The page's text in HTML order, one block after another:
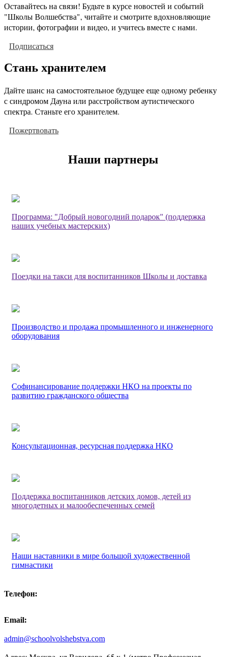
Оставайтесь на связи! Будьте в курсе новостей и событий
"Школы Волшебства", читайте и смотрите вдохновляющие
истории, фотографии и видео, и учитесь вместе с нами.
Подписаться
Стань хранителем
Дайте шанс на самостоятельное будущее еще одному ребенку
с синдромом Дауна или расстройством аутистического
спектра. Станьте его хранителем.
Пожертвовать
Наши партнеры
Программа: "Добрый новогодний подарок" (поддержка
наших учебных мастерских)
Поездки на такси для воспитанников Школы и доставка
Производство и продажа промышленного и инженерного
оборудования
Софинансирование поддержки НКО на проекты по
развитию гражданского общества
Консультационная, ресурсная поддержка НКО
Поддержка воспитанников детских домов, детей из
многодетных и малообеспеченных семей
Наши наставники в мире большой художественной
гимнастики
Телефон:
Email:
admin@schoolvolshebstva.com